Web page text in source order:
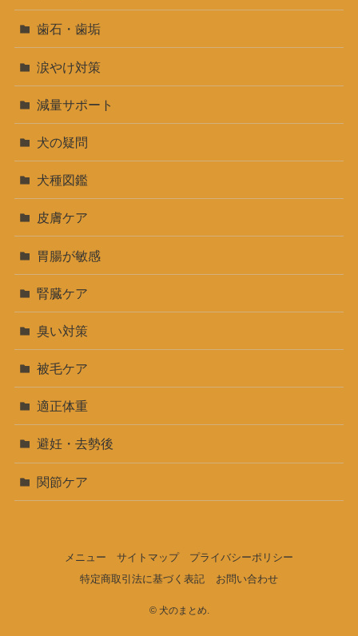
歯石・歯垢
涙やけ対策
減量サポート
犬の疑問
犬種図鑑
皮膚ケア
胃腸が敏感
腎臓ケア
臭い対策
被毛ケア
適正体重
避妊・去勢後
関節ケア
メニュー サイトマップ
プライバシーポリシー
特定商取引法に基づく表記
お問い合わせ
©犬のまとめ.